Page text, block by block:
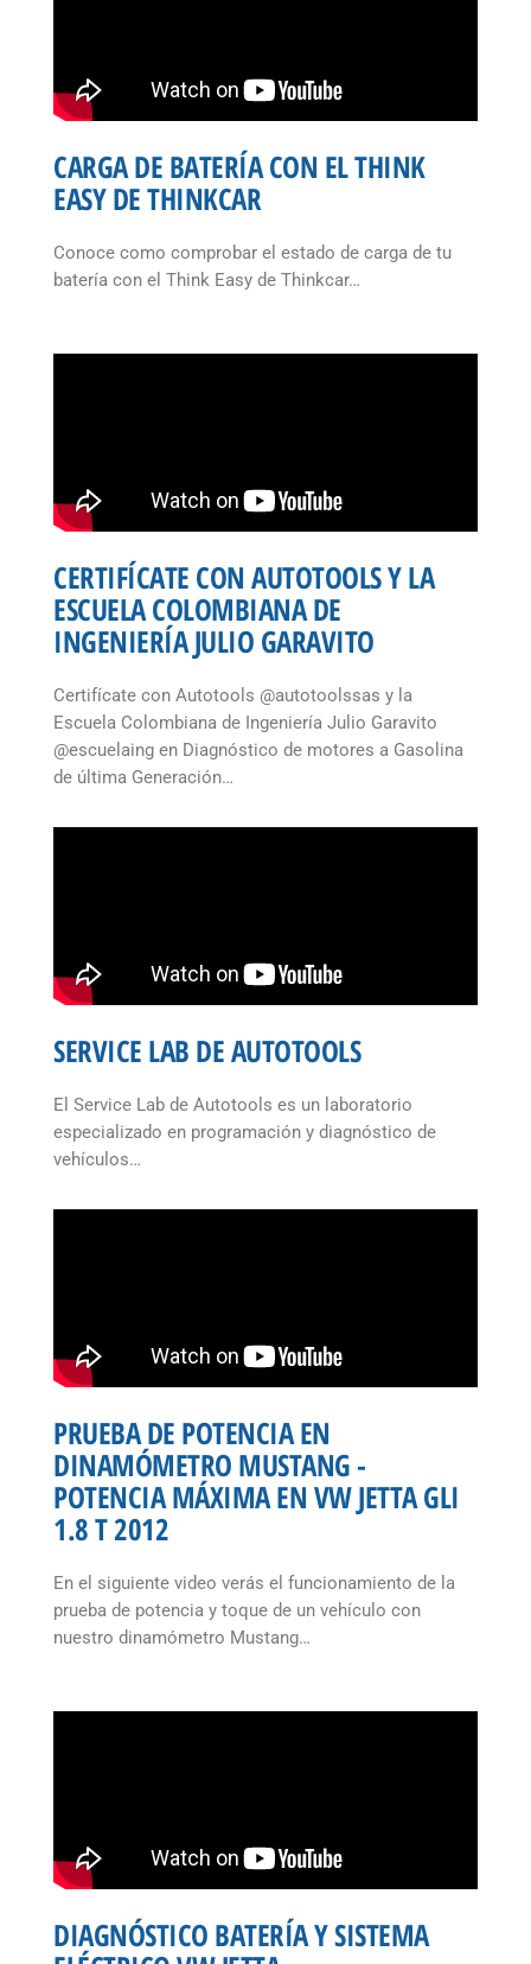
CARGA DE BATERÍA CON EL THINK
EASY DE THINKCAR
Conoce como comprobar el estado de carga de tu
batería con el Think Easy de Thinkcar…
CERTIFÍCATE CON AUTOTOOLS Y LA
ESCUELA COLOMBIANA DE
INGENIERÍA JULIO GARAVITO
Certifícate con Autotools @autotoolssas y la
Escuela Colombiana de Ingeniería Julio Garavito
@escuelaing en Diagnóstico de motores a Gasolina
de última Generación…
SERVICE LAB DE AUTOTOOLS
El Service Lab de Autotools es un laboratorio
especializado en programación y diagnóstico de
vehículos…
PRUEBA DE POTENCIA EN
DINAMÓMETRO MUSTANG -
POTENCIA MÁXIMA EN VW JETTA GLI
1.8 T 2012
En el siguiente video verás el funcionamiento de la
prueba de potencia y toque de un vehículo con
nuestro dinamómetro Mustang…
DIAGNÓSTICO BATERÍA Y SISTEMA